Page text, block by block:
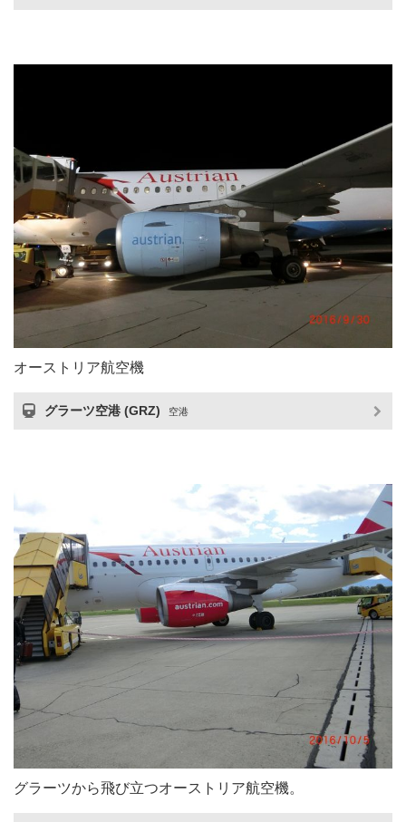
オーストリア航空機
グラーツ空港 (GRZ) 空港
グラーツから飛び立つオーストリア航空機。